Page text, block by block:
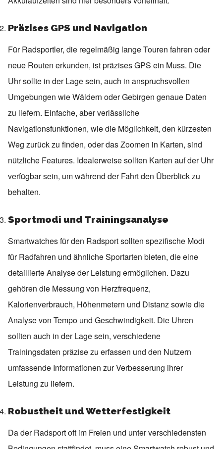
Präzises GPS und Navigation
Für Radsportler, die regelmäßig lange Touren fahren oder
neue Routen erkunden, ist präzises GPS ein Muss. Die
Uhr sollte in der Lage sein, auch in anspruchsvollen
Umgebungen wie Wäldern oder Gebirgen genaue Daten
zu liefern. Einfache, aber verlässliche
Navigationsfunktionen, wie die Möglichkeit, den kürzesten
Weg zurück zu finden, oder das Zoomen in Karten, sind
nützliche Features. Idealerweise sollten Karten auf der Uhr
verfügbar sein, um während der Fahrt den Überblick zu
behalten.
Sportmodi und Trainingsanalyse
Smartwatches für den Radsport sollten spezifische Modi
für Radfahren und ähnliche Sportarten bieten, die eine
detaillierte Analyse der Leistung ermöglichen. Dazu
gehören die Messung von Herzfrequenz,
Kalorienverbrauch, Höhenmetern und Distanz sowie die
Analyse von Tempo und Geschwindigkeit. Die Uhren
sollten auch in der Lage sein, verschiedene
Trainingsdaten präzise zu erfassen und den Nutzern
umfassende Informationen zur Verbesserung ihrer
Leistung zu liefern.
Robustheit und Wetterfestigkeit
Da der Radsport oft im Freien und unter verschiedensten